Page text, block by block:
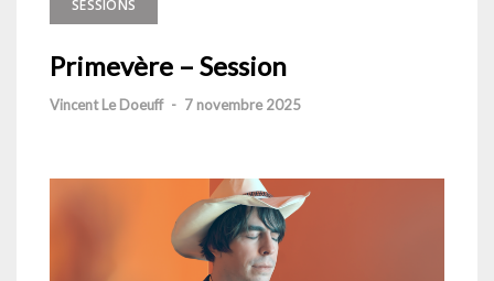
SESSIONS
Primevère – Session
Vincent Le Doeuff - 7 novembre 2025